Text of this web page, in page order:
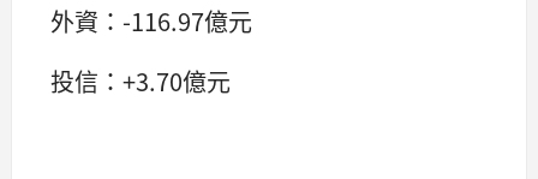
外資：-116.97億元
投信：+3.70億元